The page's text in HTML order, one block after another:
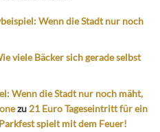
Wenn die Stadt nur noch
viele Bäcker sich gerade selbst
Wenn die Stadt nur noch mäht,
zu 21 Euro Tageseintritt für ein
spielt mit dem Feuer!